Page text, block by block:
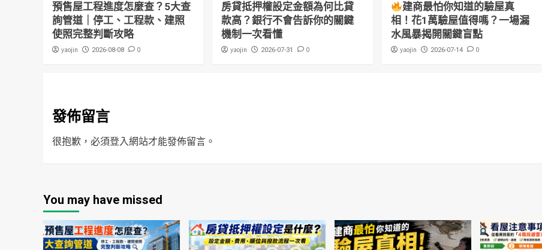
預售屋工程進度怎麼查？5大查
詢管道｜停工、工程款、建照
使照完整判斷攻略
yaojin 2026-08-08 0
房貸抵押權設定金額為何比貸
款高？銀行不會告訴你的關鍵
機制一次看懂
yaojin 2026-07-31 0
建商最怕你知道的驗屋真
相！花1萬驗屋值得嗎？一場漏
水風暴揭開關鍵盲點
yaojin 2026-07-14 0
發佈留言
很抱歉，必須登入網站才能發佈留言。
You may have missed